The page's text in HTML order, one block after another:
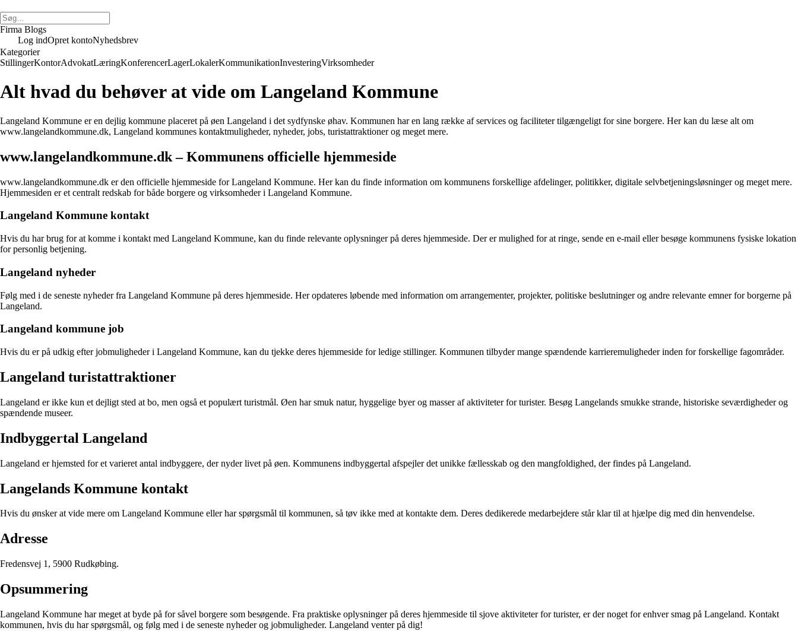
Firma Blogs
Log indOpret kontoNyhedsbrev
Kategorier
StillingerKontorAdvokatLæringKonferencerLagerLokalerKommunikationInvesteringVirksomheder
Alt hvad du behøver at vide om Langeland Kommune
Langeland Kommune er en dejlig kommune placeret på øen Langeland i det sydfynske øhav. Kommunen har en lang række af services og faciliteter tilgængeligt for sine borgere. Her kan du læse alt om
www.langelandkommune.dk, Langeland kommunes kontaktmuligheder, nyheder, jobs, turistattraktioner og meget mere.
www.langelandkommune.dk – Kommunens officielle hjemmeside
www.langelandkommune.dk er den officielle hjemmeside for Langeland Kommune. Her kan du finde information om kommunens forskellige afdelinger, politikker, digitale selvbetjeningsløsninger og meget mere.
Hjemmesiden er et centralt redskab for både borgere og virksomheder i Langeland Kommune.
Langeland Kommune kontakt
Hvis du har brug for at komme i kontakt med Langeland Kommune, kan du finde relevante oplysninger på deres hjemmeside. Der er mulighed for at ringe, sende en e-mail eller besøge kommunens fysiske lokation
for personlig betjening.
Langeland nyheder
Følg med i de seneste nyheder fra Langeland Kommune på deres hjemmeside. Her opdateres løbende med information om arrangementer, projekter, politiske beslutninger og andre relevante emner for borgerne på
Langeland.
Langeland kommune job
Hvis du er på udkig efter jobmuligheder i Langeland Kommune, kan du tjekke deres hjemmeside for ledige stillinger. Kommunen tilbyder mange spændende karrieremuligheder inden for forskellige fagområder.
Langeland turistattraktioner
Langeland er ikke kun et dejligt sted at bo, men også et populært turistmål. Øen har smuk natur, hyggelige byer og masser af aktiviteter for turister. Besøg Langelands smukke strande, historiske seværdigheder og
spændende museer.
Indbyggertal Langeland
Langeland er hjemsted for et varieret antal indbyggere, der nyder livet på øen. Kommunens indbyggertal afspejler det unikke fællesskab og den mangfoldighed, der findes på Langeland.
Langelands Kommune kontakt
Hvis du ønsker at vide mere om Langeland Kommune eller har spørgsmål til kommunen, så tøv ikke med at kontakte dem. Deres dedikerede medarbejdere står klar til at hjælpe dig med din henvendelse.
Adresse
Fredensvej 1, 5900 Rudkøbing.
Opsummering
Langeland Kommune har meget at byde på for såvel borgere som besøgende. Fra praktiske oplysninger på deres hjemmeside til sjove aktiviteter for turister, er der noget for enhver smag på Langeland. Kontakt
kommunen, hvis du har spørgsmål, og følg med i de seneste nyheder og jobmuligheder. Langeland venter på dig!